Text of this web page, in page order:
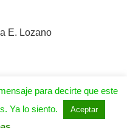
E. Lozano
para decirte que este
Ya lo siento.
Aceptar